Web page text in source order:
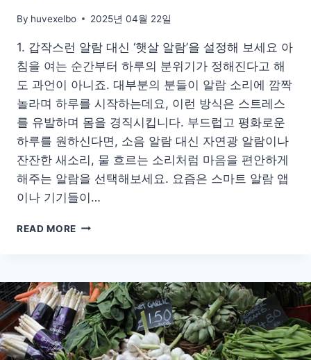
By huvexelbo 2025년 04월 22일
1. 갑작스런 알람 대신 ‘햇살 알람’을 설정해 보세요 아
침을 여는 순간부터 하루의 분위기가 정해진다고 해
도 과언이 아니죠. 대부분의 분들이 알람 소리에 깜짝
놀라며 하루를 시작하는데요, 이런 방식은 스트레스
를 유발하며 몸을 경직시킵니다. 부드럽고 평화로운
하루를 원하신다면, 소음 알람 대신 자연광 알람이나
잔잔한 새소리, 물 흐르는 소리처럼 마음을 편안하게
해주는 알람을 선택해보세요. 요즘은 스마트 알람 앱
이나 기기들이…
READ MORE 피
침
은
그
만!
정
신